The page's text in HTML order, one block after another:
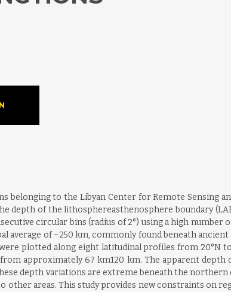
belonging to the Libyan Center for Remote Sensing
depth of the lithosphereasthenosphere boundary
circular bins (radius of 2°) using a high number
of ~250 km, commonly found beneath ancient
plotted along eight latitudinal profiles from 20°N to
approximately 67 km120 km. The apparent depth
depth variations are extreme beneath the northern
other areas. This study provides new constraints on